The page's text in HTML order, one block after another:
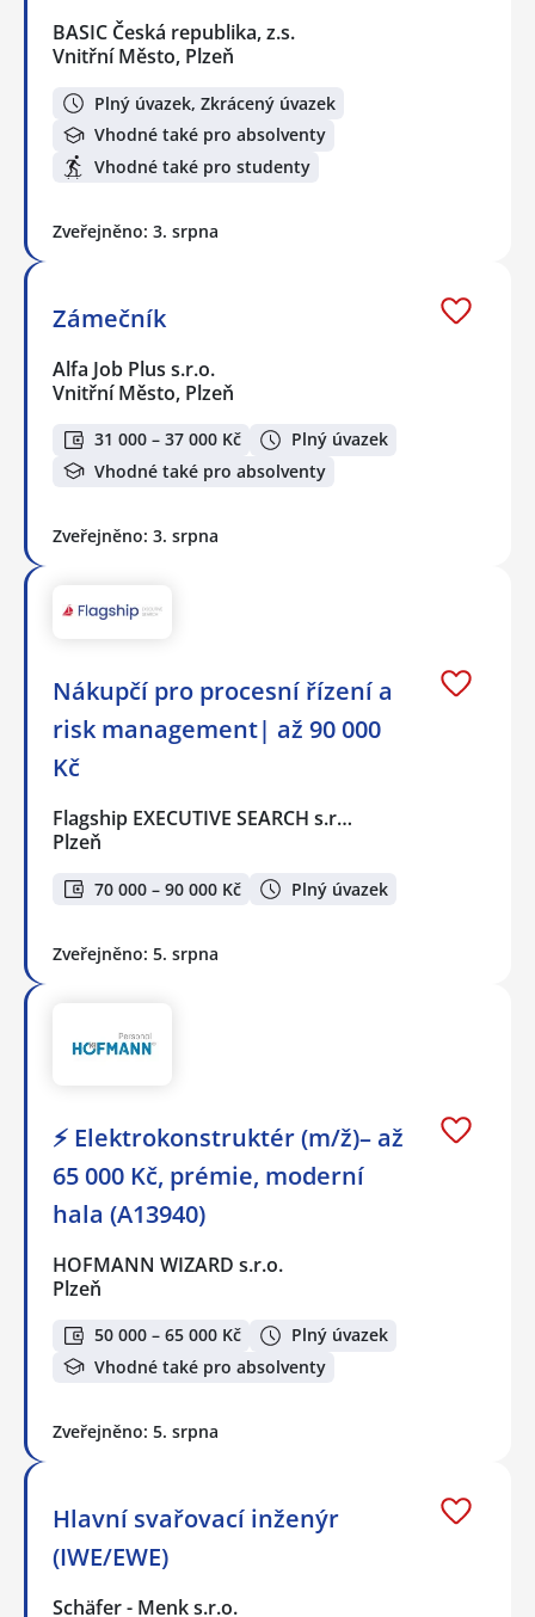
BASIC Česká republika, z.s.
Vnitřní Město, Plzeň
Plný úvazek, Zkrácený úvazek
Vhodné také pro absolventy
Vhodné také pro studenty
Zveřejněno: 3. srpna
Zámečník
Alfa Job Plus s.r.o.
Vnitřní Město, Plzeň
31 000 – 37 000 Kč
Plný úvazek
Vhodné také pro absolventy
Zveřejněno: 3. srpna
Nákupčí pro procesní řízení a
risk management| až 90 000
Kč
Flagship EXECUTIVE SEARCH s.r…
Plzeň
70 000 – 90 000 Kč Plný úvazek
Zveřejněno: 5. srpna
⚡ Elektrokonstruktér (m/ž)– až
65 000 Kč, prémie, moderní
hala (A13940)
HOFMANN WIZARD s.r.o.
Plzeň
50 000 – 65 000 Kč
Plný úvazek
Vhodné také pro absolventy
Zveřejněno: 5. srpna
Hlavní svařovací inženýr
(IWE/EWE)
Schäfer - Menk s.r.o.